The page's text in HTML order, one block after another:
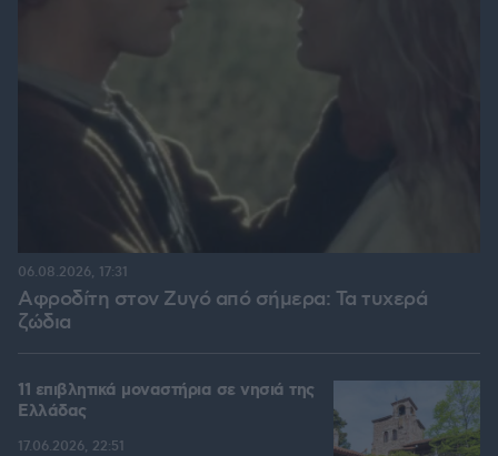
Αφροδίτη στον Ζυγό από σήμερα: Τα τυχερά
ζώδια
06.08.2026, 17:31
11 επιβλητικά μοναστήρια σε νησιά της
Ελλάδας
17.06.2026, 22:51